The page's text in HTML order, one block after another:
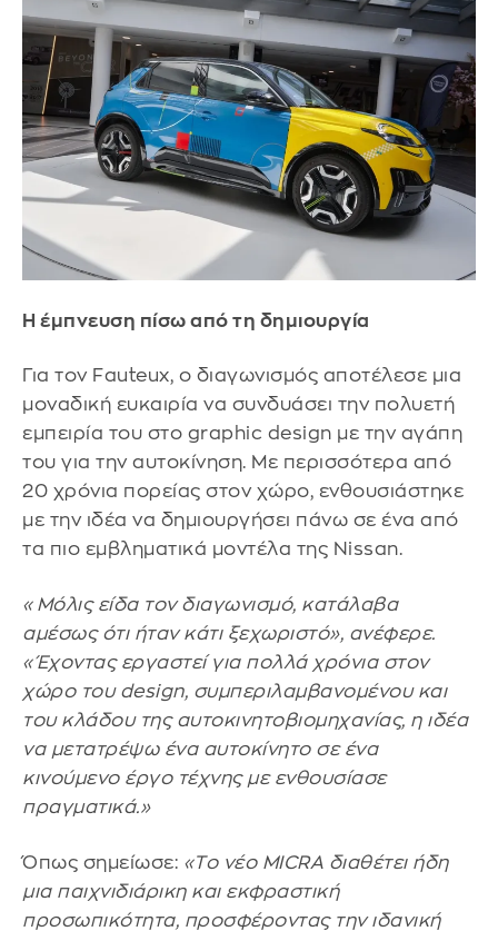
Η έμπνευση πίσω από τη δημιουργία
Για τον Fauteux, ο διαγωνισμός αποτέλεσε μια
μοναδική ευκαιρία να συνδυάσει την πολυετή
εμπειρία του στο graphic design με την αγάπη
του για την αυτοκίνηση. Με περισσότερα από
20 χρόνια πορείας στον χώρο, ενθουσιάστηκε
με την ιδέα να δημιουργήσει πάνω σε ένα από
τα πιο εμβληματικά μοντέλα της Nissan.
«Μόλις είδα τον διαγωνισμό, κατάλαβα
αμέσως ότι ήταν κάτι ξεχωριστό», ανέφερε.
«Έχοντας εργαστεί για πολλά χρόνια στον
χώρο του design, συμπεριλαμβανομένου και
του κλάδου της αυτοκινητοβιομηχανίας, η ιδέα
να μετατρέψω ένα αυτοκίνητο σε ένα
κινούμενο έργο τέχνης με ενθουσίασε
πραγματικά.»
Όπως σημείωσε: «Tο νέο MICRA διαθέτει ήδη
μια παιχνιδιάρικη και εκφραστική
προσωπικότητα, προσφέροντας την ιδανική